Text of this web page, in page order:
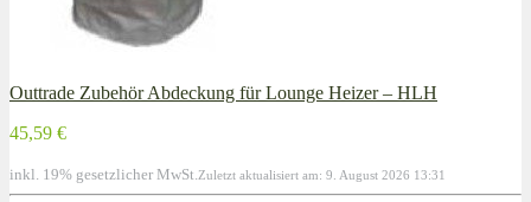
Outtrade Zubehör Abdeckung für Lounge Heizer – HLH
45,59 €
inkl. 19% gesetzlicher MwSt. Zuletzt aktualisiert am: 9. August 2026 13:31